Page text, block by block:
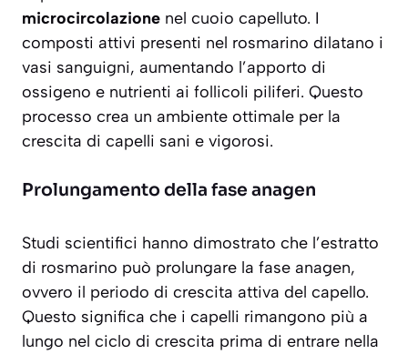
microcircolazione nel cuoio capelluto. I
composti attivi presenti nel rosmarino dilatano i
vasi sanguigni, aumentando l’apporto di
ossigeno e nutrienti ai follicoli piliferi. Questo
processo crea un ambiente ottimale per la
crescita di capelli sani e vigorosi.
Prolungamento della fase anagen
Studi scientifici hanno dimostrato che l’estratto
di rosmarino può prolungare la fase anagen,
ovvero il periodo di crescita attiva del capello.
Questo significa che i capelli rimangono più a
lungo nel ciclo di crescita prima di entrare nella